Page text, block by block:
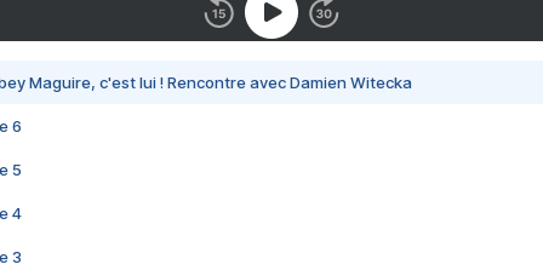
Maguire, c'est lui ! Rencontre avec Damien Witecka
6
5
4
3